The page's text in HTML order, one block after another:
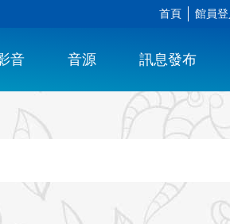
首頁 館員登
音 音源 訊息發布